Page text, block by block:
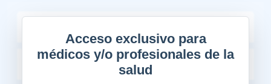
Acceso exclusivo para
médicos y/o profesionales de la
salud
CÓDIGO MIPRES